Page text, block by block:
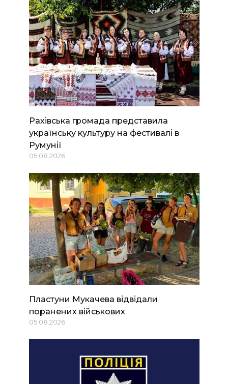
Рахівська громада представила
українську культуру на фестивалі в
Румунії
05.08.2026
Пластуни Мукачева відвідали
поранених військових
05.08.2026